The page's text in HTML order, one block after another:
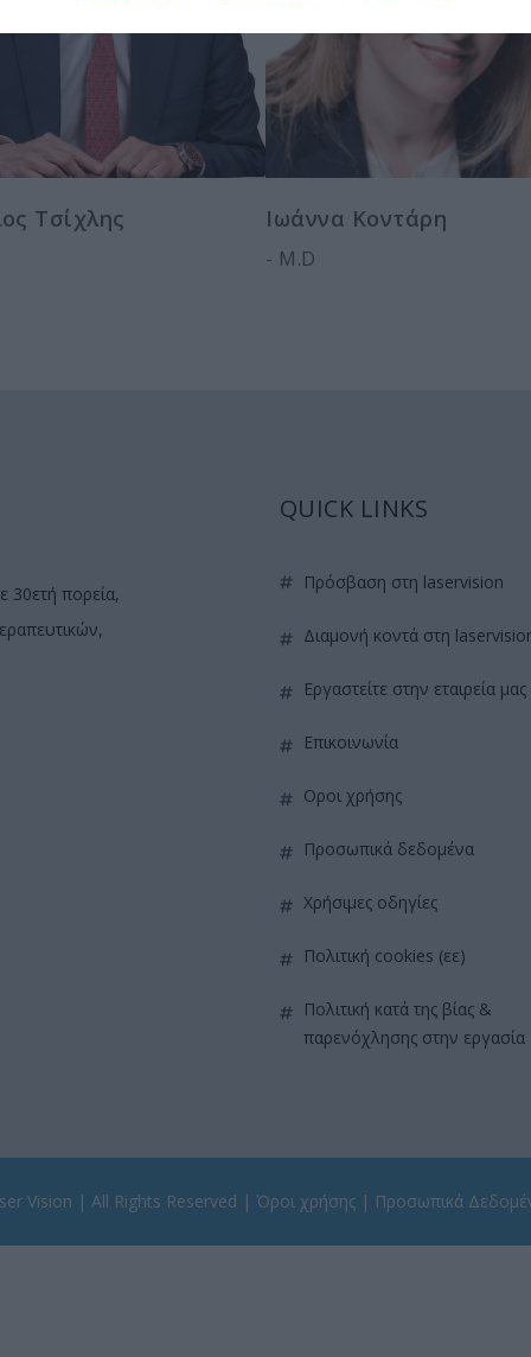
Τσίχλης Ιωάννα Κοντάρη
- M.D
πορεία,
QUICK LINKS
πρόσβαση στη laservision
διαμονή κοντά στη
εργαστείτε στην εταιρεία μας
επικοινωνία
όροι χρήσης
προσωπικά δεδομένα
χρήσιμες οδηγίες
πολιτική cookies (εε)
πολιτική κατά της βίας &
παρενόχλησης στην εργασία
Vision | All Rights Reserved | Όροι χρήσης | Προσωπικά